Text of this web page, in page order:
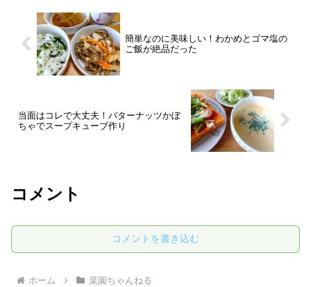
簡単なのに美味しい！わかめとゴマ塩の
ご飯が絶品だった
当面はコレで大丈夫！バターナッツかぼ
ちゃでスープキューブ作り
コメント
コメントを書き込む
ホーム 菜園ちゃんねる